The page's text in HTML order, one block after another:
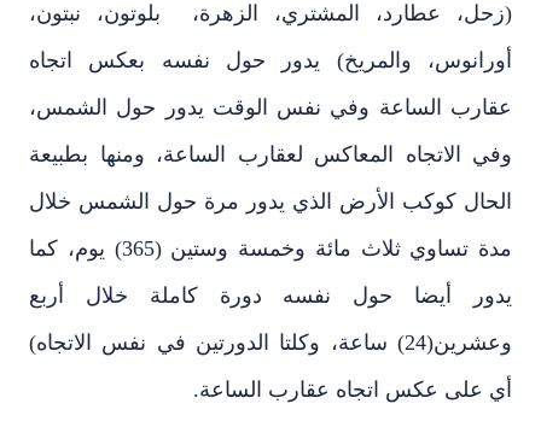
(زحل، عطارد، المشتري، الزهرة، بلوتون، نبتون،
أورانوس، والمريخ) يدور حول نفسه بعكس اتجاه
عقارب الساعة وفي نفس الوقت يدور حول الشمس،
وفي الاتجاه المعاكس لعقارب الساعة، ومنها بطبيعة
الحال كوكب الأرض الذي يدور مرة حول الشمس خلال
مدة تساوي ثلاث مائة وخمسة وستين (365) يوم، كما
يدور أيضا حول نفسه دورة كاملة خلال أربع
وعشرين(24) ساعة، وكلتا الدورتين في نفس الاتجاه)
أي على عكس اتجاه عقارب الساعة.